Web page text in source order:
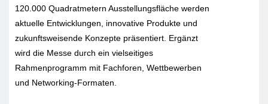
120.000 Quadratmetern Ausstellungsfläche werden
aktuelle Entwicklungen, innovative Produkte und
zukunftsweisende Konzepte präsentiert. Ergänzt
wird die Messe durch ein vielseitiges
Rahmenprogramm mit Fachforen, Wettbewerben
und Networking-Formaten.